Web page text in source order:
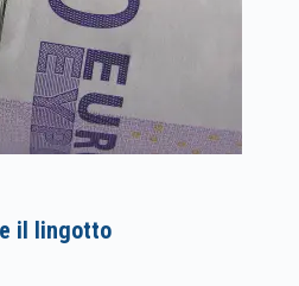
il lingotto